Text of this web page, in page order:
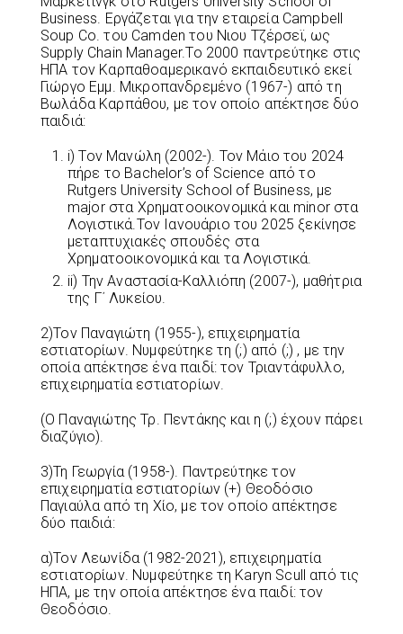
Business. Εργάζεται για την εταιρεία Campbell
Soup Co. του Camden του Νιου Τζέρσεϊ, ως
Supply Chain Manager.Το 2000 παντρεύτηκε στις
ΗΠΑ τον Καρπαθοαμερικανό εκπαιδευτικό εκεί
Γιώργο Εμμ. Μικροπανδρεμένο (1967-) από τη
Βωλάδα Καρπάθου, με τον οποίο απέκτησε δύο
παιδιά:
i) Τον Μανώλη (2002-). Τον Μάιο του 2024
πήρε το Bachelor’s of Science από το
Rutgers University School of Business, με
major στα Χρηματοοικονομικά και minor στα
Λογιστικά.Τον Ιανουάριο του 2025 ξεκίνησε
μεταπτυχιακές σπουδές στα
Χρηματοοικονομικά και τα Λογιστικά.
ii) Την Αναστασία-Καλλιόπη (2007-), μαθήτρια
της Γ΄ Λυκείου.
2)Τον Παναγιώτη (1955-), επιχειρηματία
εστιατορίων. Νυμφεύτηκε τη (;) από (;) , με την
οποία απέκτησε ένα παιδί: τον Τριαντάφυλλο,
επιχειρηματία εστιατορίων.
(Ο Παναγιώτης Τρ. Πεντάκης και η (;) έχουν πάρει
διαζύγιο).
3)Τη Γεωργία (1958-). Παντρεύτηκε τον
επιχειρηματία εστιατορίων (+) Θεοδόσιο
Παγιαύλα από τη Χίο, με τον οποίο απέκτησε
δύο παιδιά:
α)Τον Λεωνίδα (1982-2021), επιχειρηματία
εστιατορίων. Νυμφεύτηκε τη Karyn Scull από τις
ΗΠΑ, με την οποία απέκτησε ένα παιδί: τον
Θεοδόσιο.